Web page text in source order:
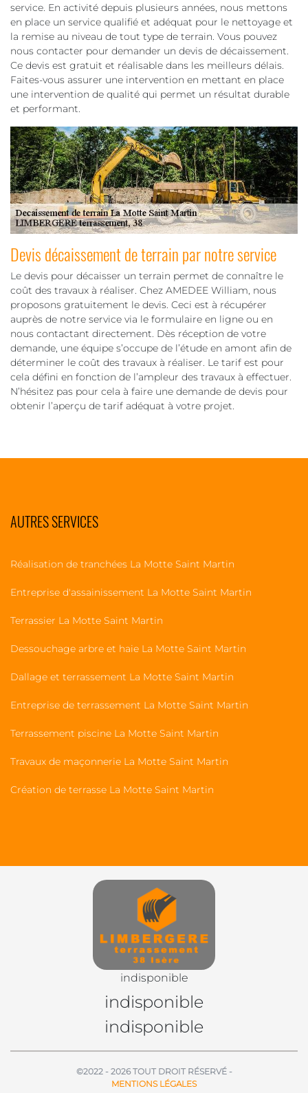
service. En activité depuis plusieurs années, nous mettons
en place un service qualifié et adéquat pour le nettoyage et
la remise au niveau de tout type de terrain. Vous pouvez
nous contacter pour demander un devis de décaissement.
Ce devis est gratuit et réalisable dans les meilleurs délais.
Faites-vous assurer une intervention en mettant en place
une intervention de qualité qui permet un résultat durable
et performant.
Devis décaissement de terrain par notre service
Le devis pour décaisser un terrain permet de connaître le
coût des travaux à réaliser. Chez AMEDEE William, nous
proposons gratuitement le devis. Ceci est à récupérer
auprès de notre service via le formulaire en ligne ou en
nous contactant directement. Dès réception de votre
demande, une équipe s’occupe de l’étude en amont afin de
déterminer le coût des travaux à réaliser. Le tarif est pour
cela défini en fonction de l’ampleur des travaux à effectuer.
N’hésitez pas pour cela à faire une demande de devis pour
obtenir l’aperçu de tarif adéquat à votre projet.
AUTRES SERVICES
Réalisation de tranchées La Motte Saint Martin
Entreprise d'assainissement La Motte Saint Martin
Terrassier La Motte Saint Martin
Dessouchage arbre et haie La Motte Saint Martin
Dallage et terrassement La Motte Saint Martin
Entreprise de terrassement La Motte Saint Martin
Terrassement piscine La Motte Saint Martin
Travaux de maçonnerie La Motte Saint Martin
Création de terrasse La Motte Saint Martin
indisponible
indisponible
indisponible
©2022 - 2026 TOUT DROIT RÉSERVÉ -
MENTIONS LÉGALES